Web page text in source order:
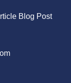
Blog Post